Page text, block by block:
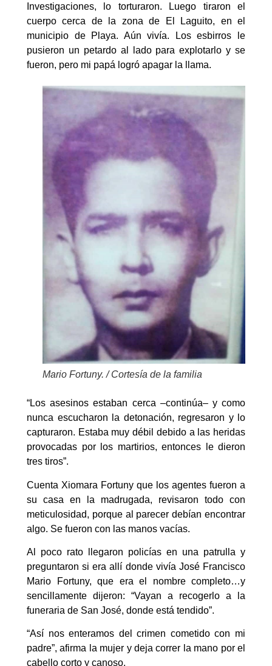
Investigaciones, lo torturaron. Luego tiraron el
cuerpo cerca de la zona de El Laguito, en el
municipio de Playa. Aún vivía. Los esbirros le
pusieron un petardo al lado para explotarlo y se
fueron, pero mi papá logró apagar la llama.
Mario Fortuny. / Cortesía de la familia
“Los asesinos estaban cerca –continúa– y como
nunca escucharon la detonación, regresaron y lo
capturaron. Estaba muy débil debido a las heridas
provocadas por los martirios, entonces le dieron
tres tiros”.
Cuenta Xiomara Fortuny que los agentes fueron a
su casa en la madrugada, revisaron todo con
meticulosidad, porque al parecer debían encontrar
algo. Se fueron con las manos vacías.
Al poco rato llegaron policías en una patrulla y
preguntaron si era allí donde vivía José Francisco
Mario Fortuny, que era el nombre completo…y
sencillamente dijeron: “Vayan a recogerlo a la
funeraria de San José, donde está tendido”.
“Así nos enteramos del crimen cometido con mi
padre”, afirma la mujer y deja correr la mano por el
cabello corto y canoso.